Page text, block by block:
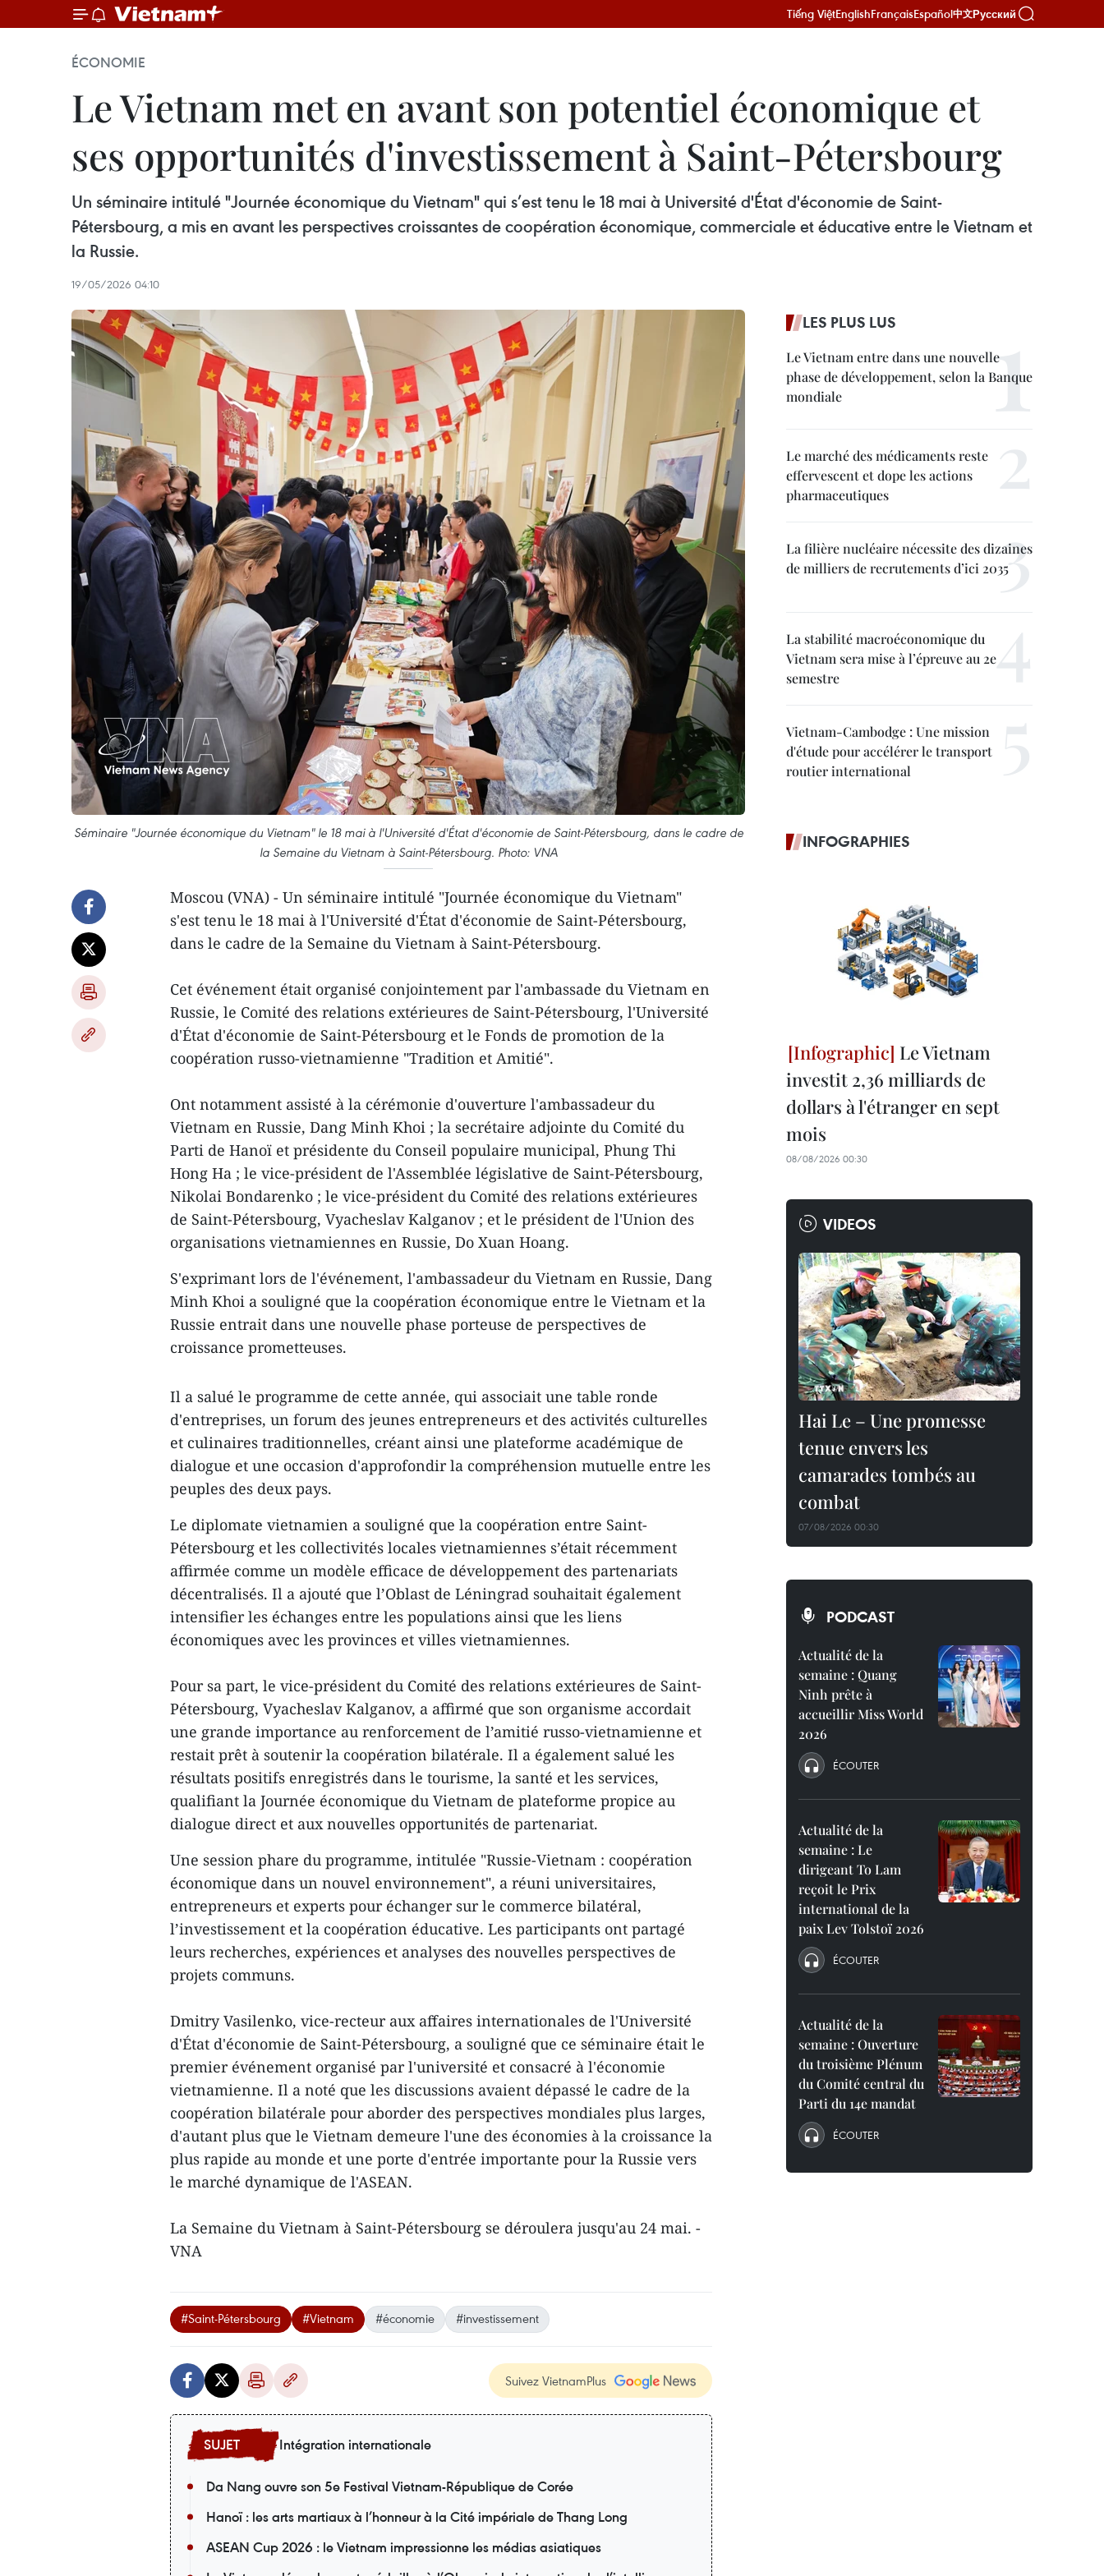
Tiếng ViệtEnglishFrançaisEspañol中文Русский
ÉCONOMIE
Le Vietnam met en avant son potentiel économique et
ses opportunités d'investissement à Saint-Pétersbourg
Un séminaire intitulé "Journée économique du Vietnam" qui s’est tenu le 18 mai à Université d'État d'économie de Saint-
Pétersbourg, a mis en avant les perspectives croissantes de coopération économique, commerciale et éducative entre le Vietnam et
la Russie.
19/05/2026 04:10
Séminaire "Journée économique du Vietnam" le 18 mai à l'Université d'État d'économie de Saint-Pétersbourg, dans le cadre de
la Semaine du Vietnam à Saint-Pétersbourg. Photo: VNA
Moscou (VNA) - Un séminaire intitulé "Journée économique du Vietnam"
s'est tenu le 18 mai à l'Université d'État d'économie de Saint-Pétersbourg,
dans le cadre de la Semaine du Vietnam à Saint-Pétersbourg.
Cet événement était organisé conjointement par l'ambassade du Vietnam en
Russie, le Comité des relations extérieures de Saint-Pétersbourg, l'Université
d'État d'économie de Saint-Pétersbourg et le Fonds de promotion de la
coopération russo-vietnamienne "Tradition et Amitié".
Ont notamment assisté à la cérémonie d'ouverture l'ambassadeur du
Vietnam en Russie, Dang Minh Khoi ; la secrétaire adjointe du Comité du
Parti de Hanoï et présidente du Conseil populaire municipal, Phung Thi
Hong Ha ; le vice-président de l'Assemblée législative de Saint-Pétersbourg,
Nikolai Bondarenko ; le vice-président du Comité des relations extérieures
de Saint-Pétersbourg, Vyacheslav Kalganov ; et le président de l'Union des
organisations vietnamiennes en Russie, Do Xuan Hoang.
S'exprimant lors de l'événement, l'ambassadeur du Vietnam en Russie, Dang
Minh Khoi a souligné que la coopération économique entre le Vietnam et la
Russie entrait dans une nouvelle phase porteuse de perspectives de
croissance prometteuses.
Il a salué le programme de cette année, qui associait une table ronde
d'entreprises, un forum des jeunes entrepreneurs et des activités culturelles
et culinaires traditionnelles, créant ainsi une plateforme académique de
dialogue et une occasion d'approfondir la compréhension mutuelle entre les
peuples des deux pays.
Le diplomate vietnamien a souligné que la coopération entre Saint-
Pétersbourg et les collectivités locales vietnamiennes s’était récemment
affirmée comme un modèle efficace de développement des partenariats
décentralisés. Il a ajouté que l’Oblast de Léningrad souhaitait également
intensifier les échanges entre les populations ainsi que les liens
économiques avec les provinces et villes vietnamiennes.
Pour sa part, le vice-président du Comité des relations extérieures de Saint-
Pétersbourg, Vyacheslav Kalganov, a affirmé que son organisme accordait
une grande importance au renforcement de l’amitié russo-vietnamienne et
restait prêt à soutenir la coopération bilatérale. Il a également salué les
résultats positifs enregistrés dans le tourisme, la santé et les services,
qualifiant la Journée économique du Vietnam de plateforme propice au
dialogue direct et aux nouvelles opportunités de partenariat.
Une session phare du programme, intitulée "Russie-Vietnam : coopération
économique dans un nouvel environnement", a réuni universitaires,
entrepreneurs et experts pour échanger sur le commerce bilatéral,
l’investissement et la coopération éducative. Les participants ont partagé
leurs recherches, expériences et analyses des nouvelles perspectives de
projets communs.
Dmitry Vasilenko, vice-recteur aux affaires internationales de l'Université
d'État d'économie de Saint-Pétersbourg, a souligné que ce séminaire était le
premier événement organisé par l'université et consacré à l'économie
vietnamienne. Il a noté que les discussions avaient dépassé le cadre de la
coopération bilatérale pour aborder des perspectives mondiales plus larges,
d'autant plus que le Vietnam demeure l'une des économies à la croissance la
plus rapide au monde et une porte d'entrée importante pour la Russie vers
le marché dynamique de l'ASEAN.
La Semaine du Vietnam à Saint-Pétersbourg se déroulera jusqu'au 24 mai. -
VNA
#Saint-Pétersbourg #Vietnam #économie #investissement
Suivez VietnamPlus
Intégration internationale
Da Nang ouvre son 5e Festival Vietnam-République de Corée
Hanoï : les arts martiaux à l’honneur à la Cité impériale de Thang Long
ASEAN Cup 2026 : le Vietnam impressionne les médias asiatiques
LES PLUS LUS
Le Vietnam entre dans une nouvelle
phase de développement, selon la Banque
mondiale
Le marché des médicaments reste
effervescent et dope les actions
pharmaceutiques
La filière nucléaire nécessite des dizaines
de milliers de recrutements d’ici 2035
La stabilité macroéconomique du
Vietnam sera mise à l’épreuve au 2e
semestre
Vietnam-Cambodge : Une mission
d'étude pour accélérer le transport
routier international
INFOGRAPHIES
Le Vietnam
investit 2,36 milliards de
dollars à l'étranger en sept
mois
08/08/2026 00:30
VIDEOS
Hai Le – Une promesse
tenue envers les
camarades tombés au
combat
07/08/2026 00:30
PODCAST
Actualité de la
semaine : Quang
Ninh prête à
accueillir Miss World
2026
ÉCOUTER
Actualité de la
semaine : Le
dirigeant To Lam
reçoit le Prix
international de la
paix Lev Tolstoï 2026
ÉCOUTER
Actualité de la
semaine : Ouverture
du troisième Plénum
du Comité central du
Parti du 14e mandat
ÉCOUTER